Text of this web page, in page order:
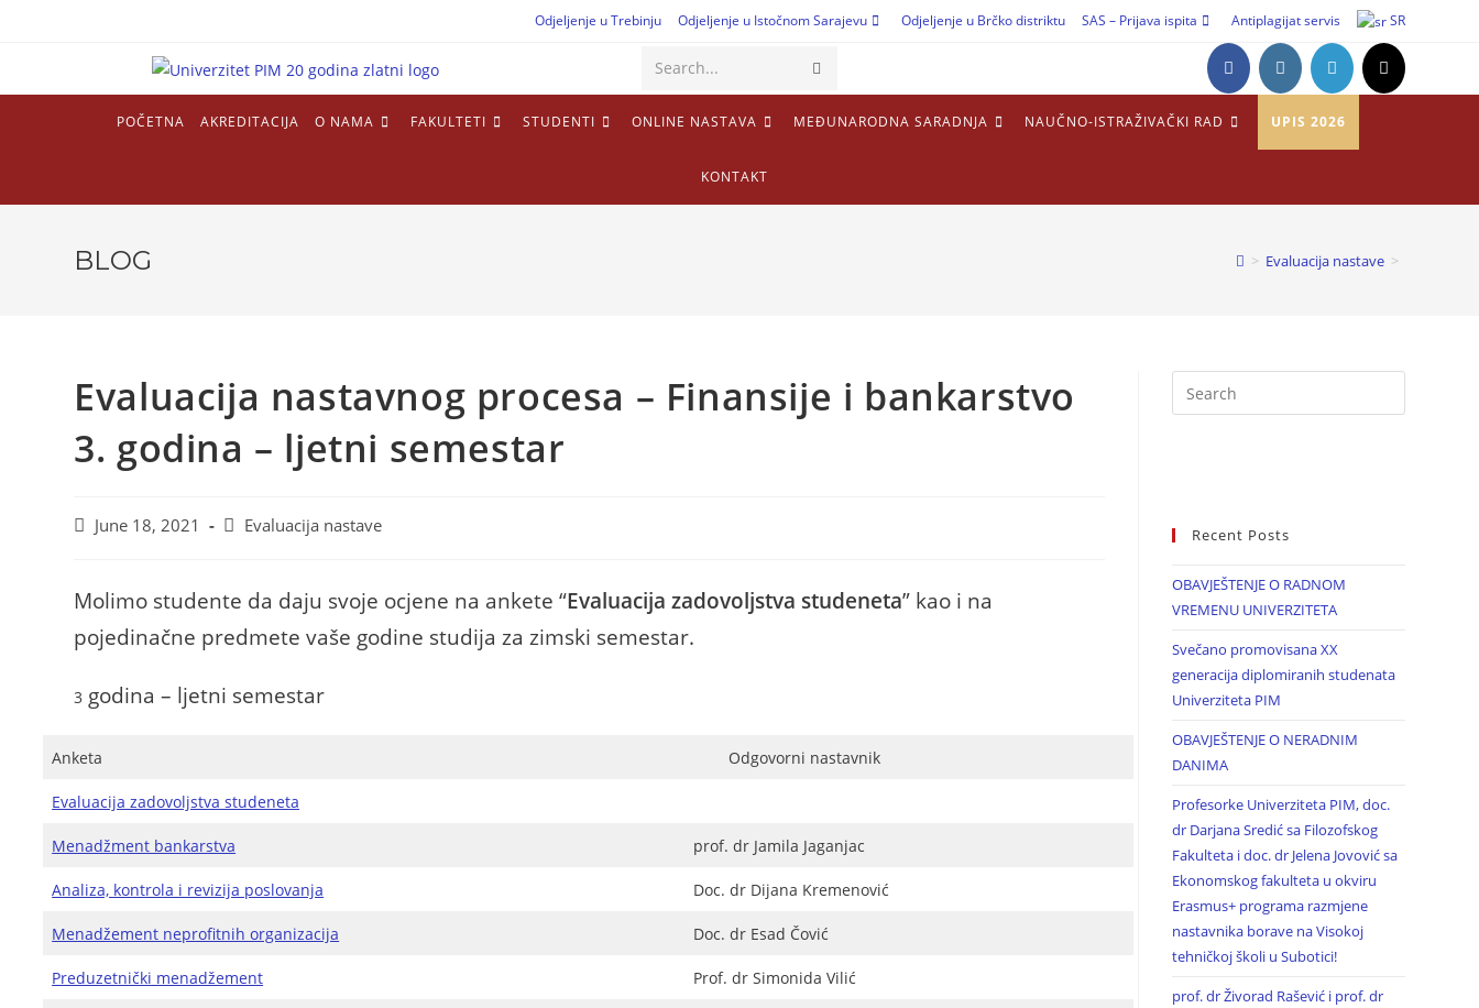
Odjeljenje u Trebinju Odjeljenje u Istočnom Sarajevu Odjeljenje u Brčko distriktu SAS – Prijava ispita Antiplagijat servis SR
Search...
POČETNA AKREDITACIJA O NAMA FAKULTETI STUDENTI ONLINE NASTAVA MEĐUNARODNA SARADNJA NAUČNO-ISTRAŽIVAČKI RAD UPIS 2026
KONTAKT
BLOG > Evaluacija nastave >
Evaluacija nastavnog procesa – Finansije i bankarstvo
3. godina – ljetni semestar
June 18, 2021 Evaluacija nastave
Molimo studente da daju svoje ocjene na ankete “Evaluacija zadovoljstva studeneta” kao i na
pojedinačne predmete vaše godine studija za zimski semestar.
3 godina – ljetni semestar
Anketa Odgovorni nastavnik
Evaluacija zadovoljstva studeneta
Menadžment bankarstva prof. dr Jamila Jaganjac
Analiza, kontrola i revizija poslovanja Doc. dr Dijana Kremenović
Menadžement neprofitnih organizacija Doc. dr Esad Čović
Preduzetnički menadžement Prof. dr Simonida Vilić
Recent Posts
OBAVJEŠTENJE O RADNOM
VREMENU UNIVERZITETA
Svečano promovisana XX
generacija diplomiranih studenata
Univerziteta PIM
OBAVJEŠTENJE O NERADNIM
DANIMA
Profesorke Univerziteta PIM, doc.
dr Darjana Sredić sa Filozofskog
Fakulteta i doc. dr Jelena Jovović sa
Ekonomskog fakulteta u okviru
Erasmus+ programa razmjene
nastavnika borave na Visokoj
tehničkoj školi u Subotici!
prof. dr Živorad Rašević i prof. dr